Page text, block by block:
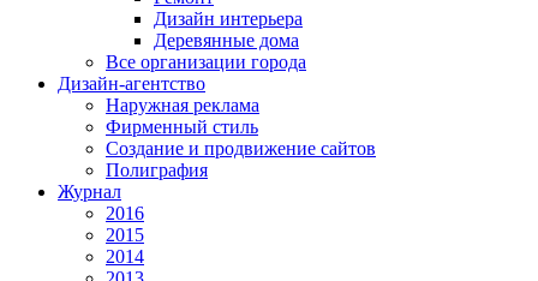
Дизайн интерьера
Деревянные дома
Все организации города
Дизайн-агентство
Наружная реклама
Фирменный стиль
Создание и продвижение сайтов
Полиграфия
Журнал
2016
2015
2014